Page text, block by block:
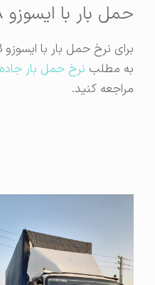
حمل بار با ایسوزو ۸تن
برای نرخ حمل بار با ایسوزو 8 تن
به مطلبنرخ حمل بار جاده ای
مراجعه کنید.